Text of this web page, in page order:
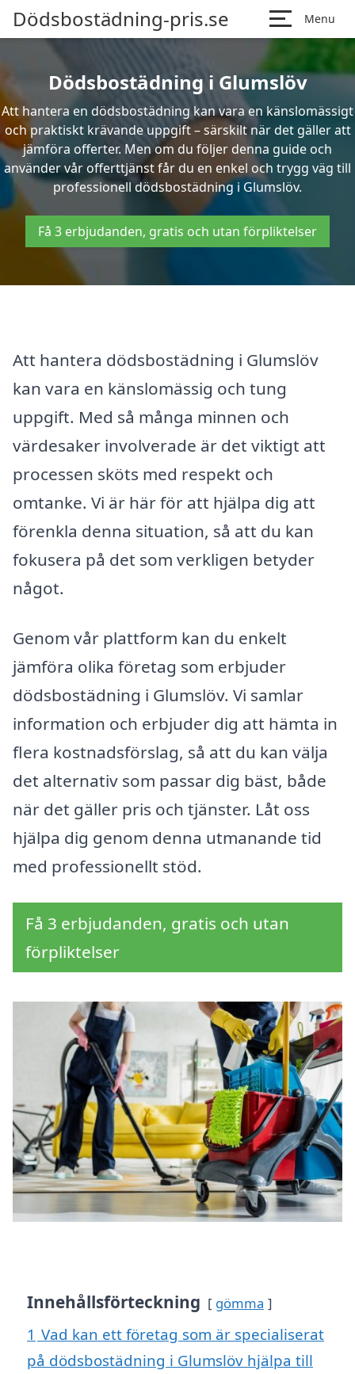
Dödsbostädning-pris.se Menu
Dödsbostädning i Glumslöv
Att hantera en dödsbostädning kan vara en känslomässigt
och praktiskt krävande uppgift – särskilt när det gäller att
jämföra offerter. Men om du följer denna guide och
använder vår offerttjänst får du en enkel och trygg väg till
professionell dödsbostädning i Glumslöv.
Få 3 erbjudanden, gratis och utan förpliktelser
Att hantera dödsbostädning i Glumslöv
kan vara en känslomässig och tung
uppgift. Med så många minnen och
värdesaker involverade är det viktigt att
processen sköts med respekt och
omtanke. Vi är här för att hjälpa dig att
förenkla denna situation, så att du kan
fokusera på det som verkligen betyder
något.
Genom vår plattform kan du enkelt
jämföra olika företag som erbjuder
dödsbostädning i Glumslöv. Vi samlar
information och erbjuder dig att hämta in
flera kostnadsförslag, så att du kan välja
det alternativ som passar dig bäst, både
när det gäller pris och tjänster. Låt oss
hjälpa dig genom denna utmanande tid
med professionellt stöd.
Få 3 erbjudanden, gratis och utan
förpliktelser
Innehållsförteckning gömma
1 Vad kan ett företag som är specialiserat
på dödsbostädning i Glumslöv hjälpa till